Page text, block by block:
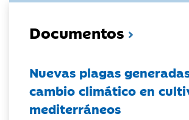
Documentos
Nuevas plagas
cambio climático en
mediterráneos